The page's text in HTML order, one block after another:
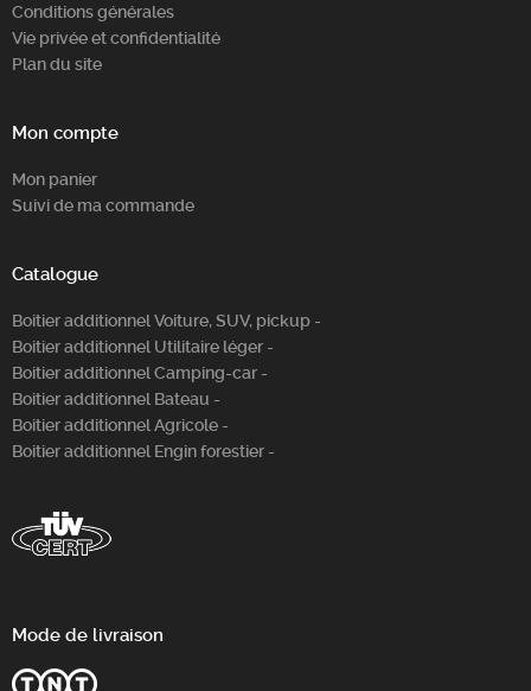
Conditions générales
Vie privée et confidentialité
Plan du site
Mon compte
Mon panier
Suivi de ma commande
Catalogue
Boitier additionnel Voiture, SUV, pickup -
Boitier additionnel Utilitaire léger -
Boitier additionnel Camping-car -
Boitier additionnel Bateau -
Boitier additionnel Agricole -
Boitier additionnel Engin forestier -
Mode de livraison